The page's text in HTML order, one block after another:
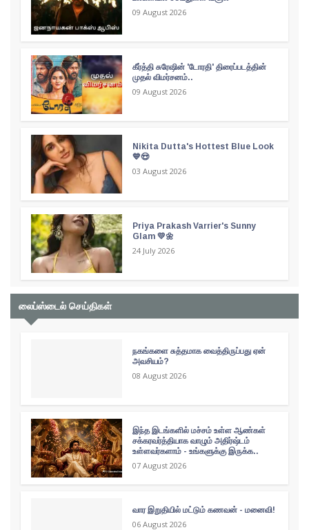
09 August 2026
கீர்த்தி சுரேஷின் 'டோரதி' திரைப்படத்தின்
முதல் விமர்சனம்..
09 August 2026
Nikita Dutta's Hottest Blue Look
💙😍
03 August 2026
Priya Prakash Varrier's Sunny
Glam 💛🌼
24 July 2026
லைப்ஸ்டைல் செய்திகள்
நகங்களை சுத்தமாக வைத்திருப்பது ஏன்
அவசியம்?
08 August 2026
இந்த இடங்களில் மச்சம் உள்ள ஆண்கள்
சக்கரவர்த்தியாக வாழும் அதிர்ஷ்டம்
உள்ளவர்களாம் - உங்களுக்கு இருக்க..
07 August 2026
வார இறுதியில் மட்டும் கணவன் - மனைவி!
06 August 2026